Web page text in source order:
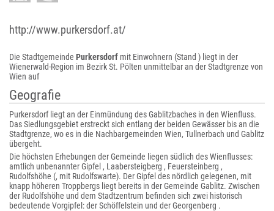
http://www.purkersdorf.at/
Die Stadtgemeinde Purkersdorf mit Einwohnern (Stand ) liegt in der
Wienerwald-Region im Bezirk St. Pölten unmittelbar an der Stadtgrenze von
Wien auf
Geografie
Purkersdorf liegt an der Einmündung des Gablitzbaches in den Wienfluss.
Das Siedlungsgebiet erstreckt sich entlang der beiden Gewässer bis an die
Stadtgrenze, wo es in die Nachbargemeinden Wien, Tullnerbach und Gablitz
übergeht.
Die höchsten Erhebungen der Gemeinde liegen südlich des Wienflusses:
amtlich unbenannter Gipfel , Laabersteigberg , Feuersteinberg ,
Rudolfshöhe (, mit Rudolfswarte). Der Gipfel des nördlich gelegenen, mit
knapp höheren Troppbergs liegt bereits in der Gemeinde Gablitz. Zwischen
der Rudolfshöhe und dem Stadtzentrum befinden sich zwei historisch
bedeutende Vorgipfel: der Schöffelstein und der Georgenberg .